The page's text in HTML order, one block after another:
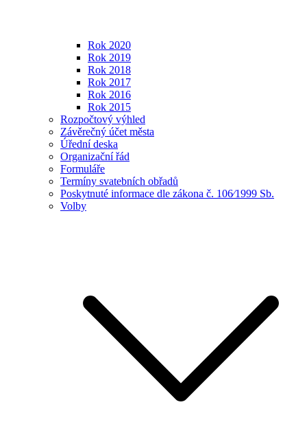
Rok 2020
Rok 2019
Rok 2018
Rok 2017
Rok 2016
Rok 2015
Rozpočtový výhled
Závěrečný účet města
Úřední deska
Organizační řád
Formuláře
Termíny svatebních obřadů
Poskytnuté informace dle zákona č. 106⁄1999 Sb.
Volby